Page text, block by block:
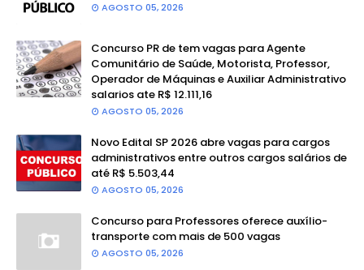
AGOSTO 05, 2026
Concurso PR de tem vagas para Agente
Comunitário de Saúde, Motorista, Professor,
Operador de Máquinas e Auxiliar Administrativo
salarios ate R$ 12.111,16
AGOSTO 05, 2026
Novo Edital SP 2026 abre vagas para cargos
administrativos entre outros cargos salários de
até R$ 5.503,44
AGOSTO 05, 2026
Concurso para Professores oferece auxílio-
transporte com mais de 500 vagas
AGOSTO 05, 2026